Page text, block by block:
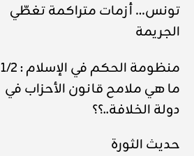
تونس… أزمات متراكمة تغطّي
الجريمة
1/2 منظومة الحكم في الإسلام :
ما هي ملامح قانون الأحزاب في
دولة الخلافة..؟؟
حديث الثورة